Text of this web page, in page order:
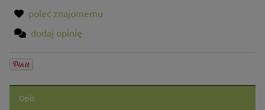
poleć znajomemu
dodaj opinię
Opis